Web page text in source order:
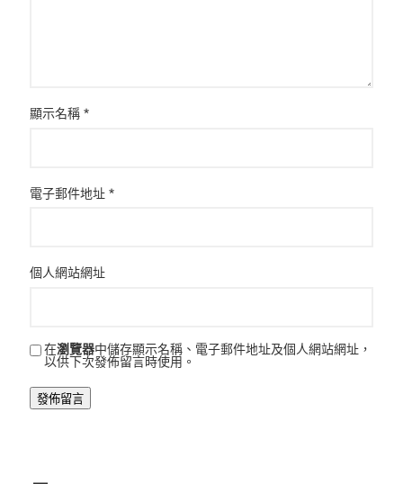
顯示名稱 *
電子郵件地址 *
個人網站網址
在瀏覽器中儲存顯示名稱、電子郵件地址及個人網站網址，
以供下次發佈留言時使用。